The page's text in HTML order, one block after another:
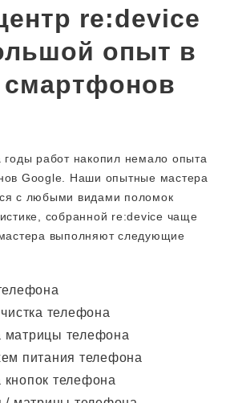
re:device
опыт в
смартфонов
работ накопил немало опыта
Google. Наши опытные мастера
с любыми видами поломок
собранной re:device чаще
выполняют следующие
телефона
телефона
питания телефона
телефона